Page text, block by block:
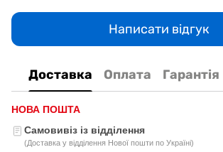
Написати відгук
Доставка Оплата Гарантія
НОВА ПОШТА
Самовивіз із відділення
(Доставка у відділення Нової пошти по Україні)